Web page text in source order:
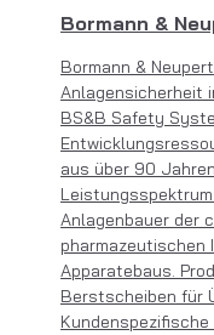
Bormann &
Bormann &
Anlagensicherheit
BS&B Safety
aus über 90
Anlagenbauer der
pharmazeutischen
Apparatebaus.
Berstscheiben für